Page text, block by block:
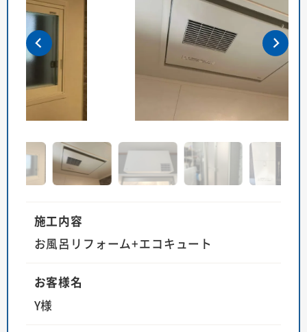
施工内容
お風呂リフォーム+エコキュート
お客様名
Y様